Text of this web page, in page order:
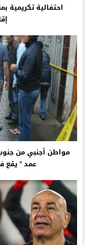
احتفالية تكريمية
مواطن أجنبي من
عمد ” يقع